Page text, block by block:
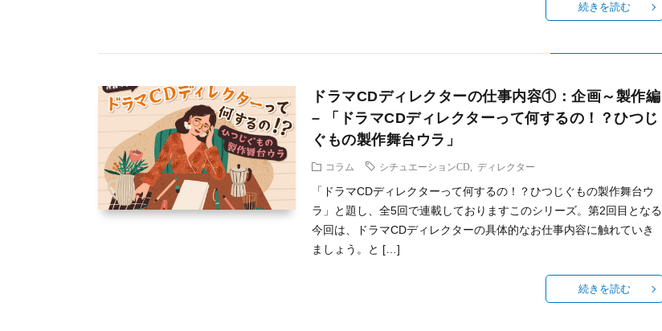
続きを読む
ドラマCDディレクターの仕事内容①：企画～製作編
– 「ドラマCDディレクターって何するの！？ひつじ
ぐもの製作舞台ウラ」
コラム シチュエーションCD ,ディレクター
「ドラマCDディレクターって何するの！？ひつじぐもの製作舞台ウ
ラ」と題し、全5回で連載しておりますこのシリーズ。第2回目となる
今回は、ドラマCDディレクターの具体的なお仕事内容に触れていき
ましょう。と […]
続きを読む